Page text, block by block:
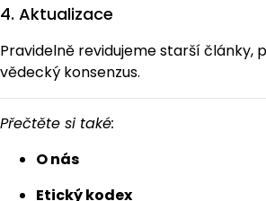
4. Aktualizace
Pravidelně revidujeme starší články,
vědecký konsenzus.
Přečtěte si také:
O nás
Etický kodex